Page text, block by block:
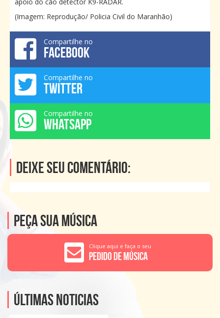
(Imagem: Reprodução/ Policia Civil do Maranhão)
Compartilhe no
FACEBOOK
Compartilhe no
TWITTER
Compartilhe no
WHATSAPP
Deixe seu comentário:
Peça sua música
Clique aqui e faça o seu
Pedido de Música
Últimas noticias